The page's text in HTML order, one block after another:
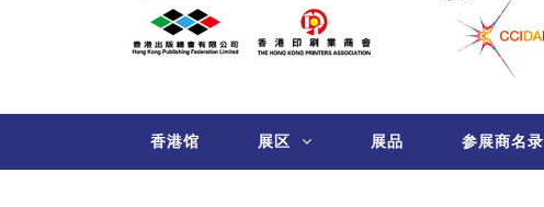
香港馆 展区 展品 参展商名录